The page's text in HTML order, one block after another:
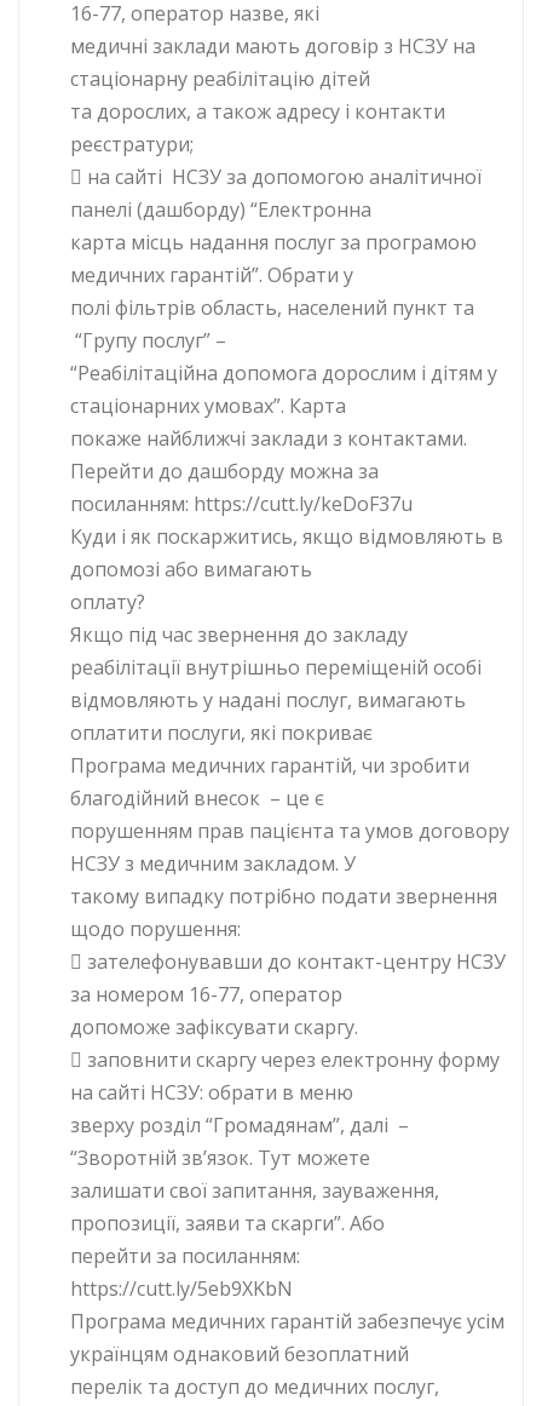
16-77, оператор назве, які
медичні заклади мають договір з НСЗУ на
стаціонарну реабілітацію дітей
та дорослих, а також адресу і контакти
реєстратури;
 на сайті НСЗУ за допомогою аналітичної
панелі (дашборду) “Електронна
карта місць надання послуг за програмою
медичних гарантій”. Обрати у
полі фільтрів область, населений пункт та
“Групу послуг” –
“Реабілітаційна допомога дорослим і дітям у
стаціонарних умовах”. Карта
покаже найближчі заклади з контактами.
Перейти до дашборду можна за
посиланням: https://cutt.ly/keDoF37u
Куди і як поскаржитись, якщо відмовляють в
допомозі або вимагають
оплату?
Якщо під час звернення до закладу
реабілітації внутрішньо переміщеній особі
відмовляють у надані послуг, вимагають
оплатити послуги, які покриває
Програма медичних гарантій, чи зробити
благодійний внесок – це є
порушенням прав пацієнта та умов договору
НСЗУ з медичним закладом. У
такому випадку потрібно подати звернення
щодо порушення:
 зателефонувавши до контакт-центру НСЗУ
за номером 16-77, оператор
допоможе зафіксувати скаргу.
 заповнити скаргу через електронну форму
на сайті НСЗУ: обрати в меню
зверху розділ “Громадянам”, далі –
“Зворотній зв’язок. Тут можете
залишати свої запитання, зауваження,
пропозиції, заяви та скарги”. Або
перейти за посиланням:
https://cutt.ly/5eb9XKbN
Програма медичних гарантій забезпечує усім
українцям однаковий безоплатний
перелік та доступ до медичних послуг,